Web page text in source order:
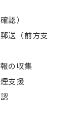
認）
送（前方支
の収集
支援